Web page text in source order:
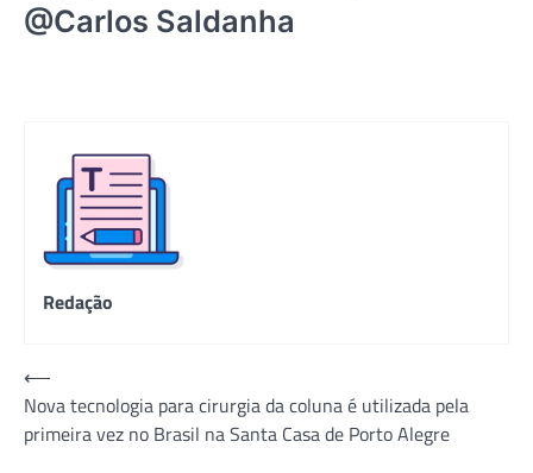
@Carlos Saldanha
Redação
Navegação
de
Post
⟵
Nova tecnologia para cirurgia da coluna é utilizada pela
primeira vez no Brasil na Santa Casa de Porto Alegre